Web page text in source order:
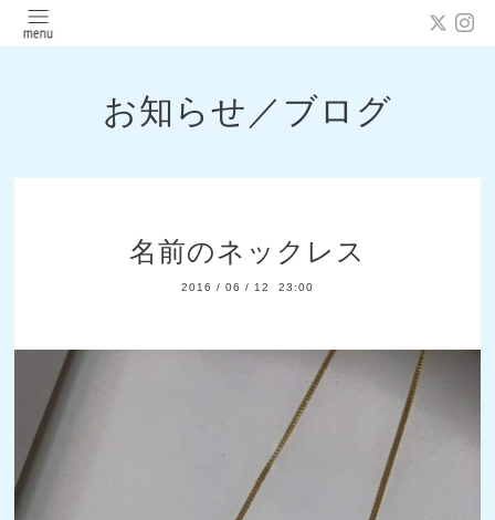
お知らせ／ブログ
名前のネックレス
2016 / 06 / 12 23:00